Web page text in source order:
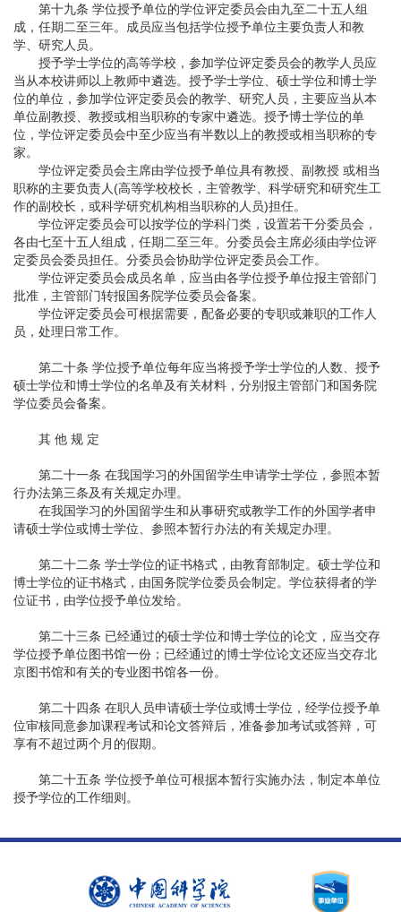
第十九条 学位授予单位的学位评定委员会由九至二十五人组
成，任期二至三年。成员应当包括学位授予单位主要负责人和教
学、研究人员。
授予学士学位的高等学校，参加学位评定委员会的教学人员应
当从本校讲师以上教师中遴选。授予学士学位、硕士学位和博士学
位的单位，参加学位评定委员会的教学、研究人员，主要应当从本
单位副教授、教授或相当职称的专家中遴选。授予博士学位的单
位，学位评定委员会中至少应当有半数以上的教授或相当职称的专
家。
学位评定委员会主席由学位授予单位具有教授、副教授 或相当
职称的主要负责人(高等学校校长，主管教学、科学研究和研究生工
作的副校长，或科学研究机构相当职称的人员)担任。
学位评定委员会可以按学位的学科门类，设置若干分委员会，
各由七至十五人组成，任期二至三年。分委员会主席必须由学位评
定委员会委员担任。分委员会协助学位评定委员会工作。
学位评定委员会成员名单，应当由各学位授予单位报主管部门
批准，主管部门转报国务院学位委员会备案。
学位评定委员会可根据需要，配备必要的专职或兼职的工作人
员，处理日常工作。
第二十条 学位授予单位每年应当将授予学士学位的人数、授予
硕士学位和博士学位的名单及有关材料，分别报主管部门和国务院
学位委员会备案。
其 他 规 定
第二十一条 在我国学习的外国留学生申请学士学位，参照本暂
行办法第三条及有关规定办理。
在我国学习的外国留学生和从事研究或教学工作的外国学者申
请硕士学位或博士学位、参照本暂行办法的有关规定办理。
第二十二条 学士学位的证书格式，由教育部制定。硕士学位和
博士学位的证书格式，由国务院学位委员会制定。学位获得者的学
位证书，由学位授予单位发给。
第二十三条 已经通过的硕士学位和博士学位的论文，应当交存
学位授予单位图书馆一份；已经通过的博士学位论文还应当交存北
京图书馆和有关的专业图书馆各一份。
第二十四条 在职人员申请硕士学位或博士学位，经学位授予单
位审核同意参加课程考试和论文答辩后，准备参加考试或答辩，可
享有不超过两个月的假期。
第二十五条 学位授予单位可根据本暂行实施办法，制定本单位
授予学位的工作细则。